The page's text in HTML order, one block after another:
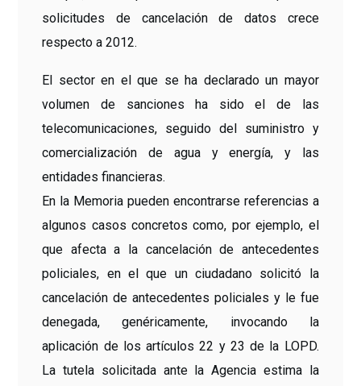
solicitudes de cancelación de datos crece
respecto a 2012.
El sector en el que se ha declarado un mayor
volumen de sanciones ha sido el de las
telecomunicaciones, seguido del suministro y
comercialización de agua y energía, y las
entidades financieras.
En la Memoria pueden encontrarse referencias a
algunos casos concretos como, por ejemplo, el
que afecta a la cancelación de antecedentes
policiales, en el que un ciudadano solicitó la
cancelación de antecedentes policiales y le fue
denegada, genéricamente, invocando la
aplicación de los artículos 22 y 23 de la LOPD.
La tutela solicitada ante la Agencia estima la